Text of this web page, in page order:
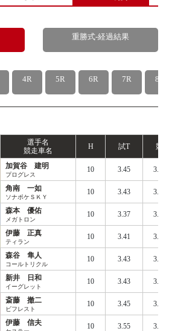
重勝式-経過結果
4R 5R 6R 7R 8R
選手名
競走車名
H 試T 競
加賀谷 建明
プログレス
10 3.45 3.463
角南 一如
ソナポケＳＫＹ
10 3.43 3.463
森本 優佑
メガトロン
10 3.37 3.469
伊藤 正真
ティラン
10 3.41 3.476
森谷 隼人
コールトリクル
10 3.43 3.505
新井 日和
イーグレット
10 3.43 3.505
斎藤 撤二
ビフレスト
10 3.45 3.543
伊藤 信夫 10 3.55 3.643